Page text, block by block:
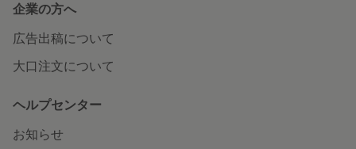
企業の方へ
広告出稿について
大口注文について
ヘルプセンター
お知らせ